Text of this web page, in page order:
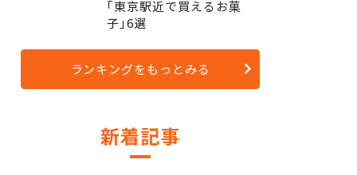
｢東京駅近で買えるお菓
子｣6選
ランキングをもっとみる
新着記事